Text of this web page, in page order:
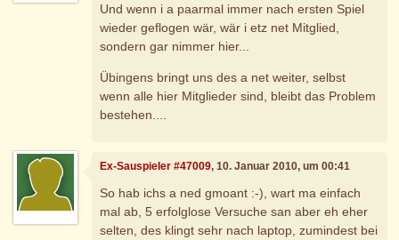
Und wenn i a paarmal immer nach ersten Spiel
wieder geflogen wär, wär i etz net Mitglied,
sondern gar nimmer hier...
Übingens bringt uns des a net weiter, selbst
wenn alle hier Mitglieder sind, bleibt das Problem
bestehen....
Ex-Sauspieler #47009, 10. Januar 2010, um 00:41
So hab ichs a ned gmoant :-), wart ma einfach
mal ab, 5 erfolglose Versuche san aber eh eher
selten, des klingt sehr nach laptop, zumindest bei